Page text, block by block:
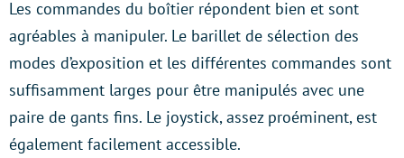
Les commandes du boîtier répondent bien et sont
agréables à manipuler. Le barillet de sélection des
modes d’exposition et les différentes commandes sont
suffisamment larges pour être manipulés avec une
paire de gants fins. Le joystick, assez proéminent, est
également facilement accessible.